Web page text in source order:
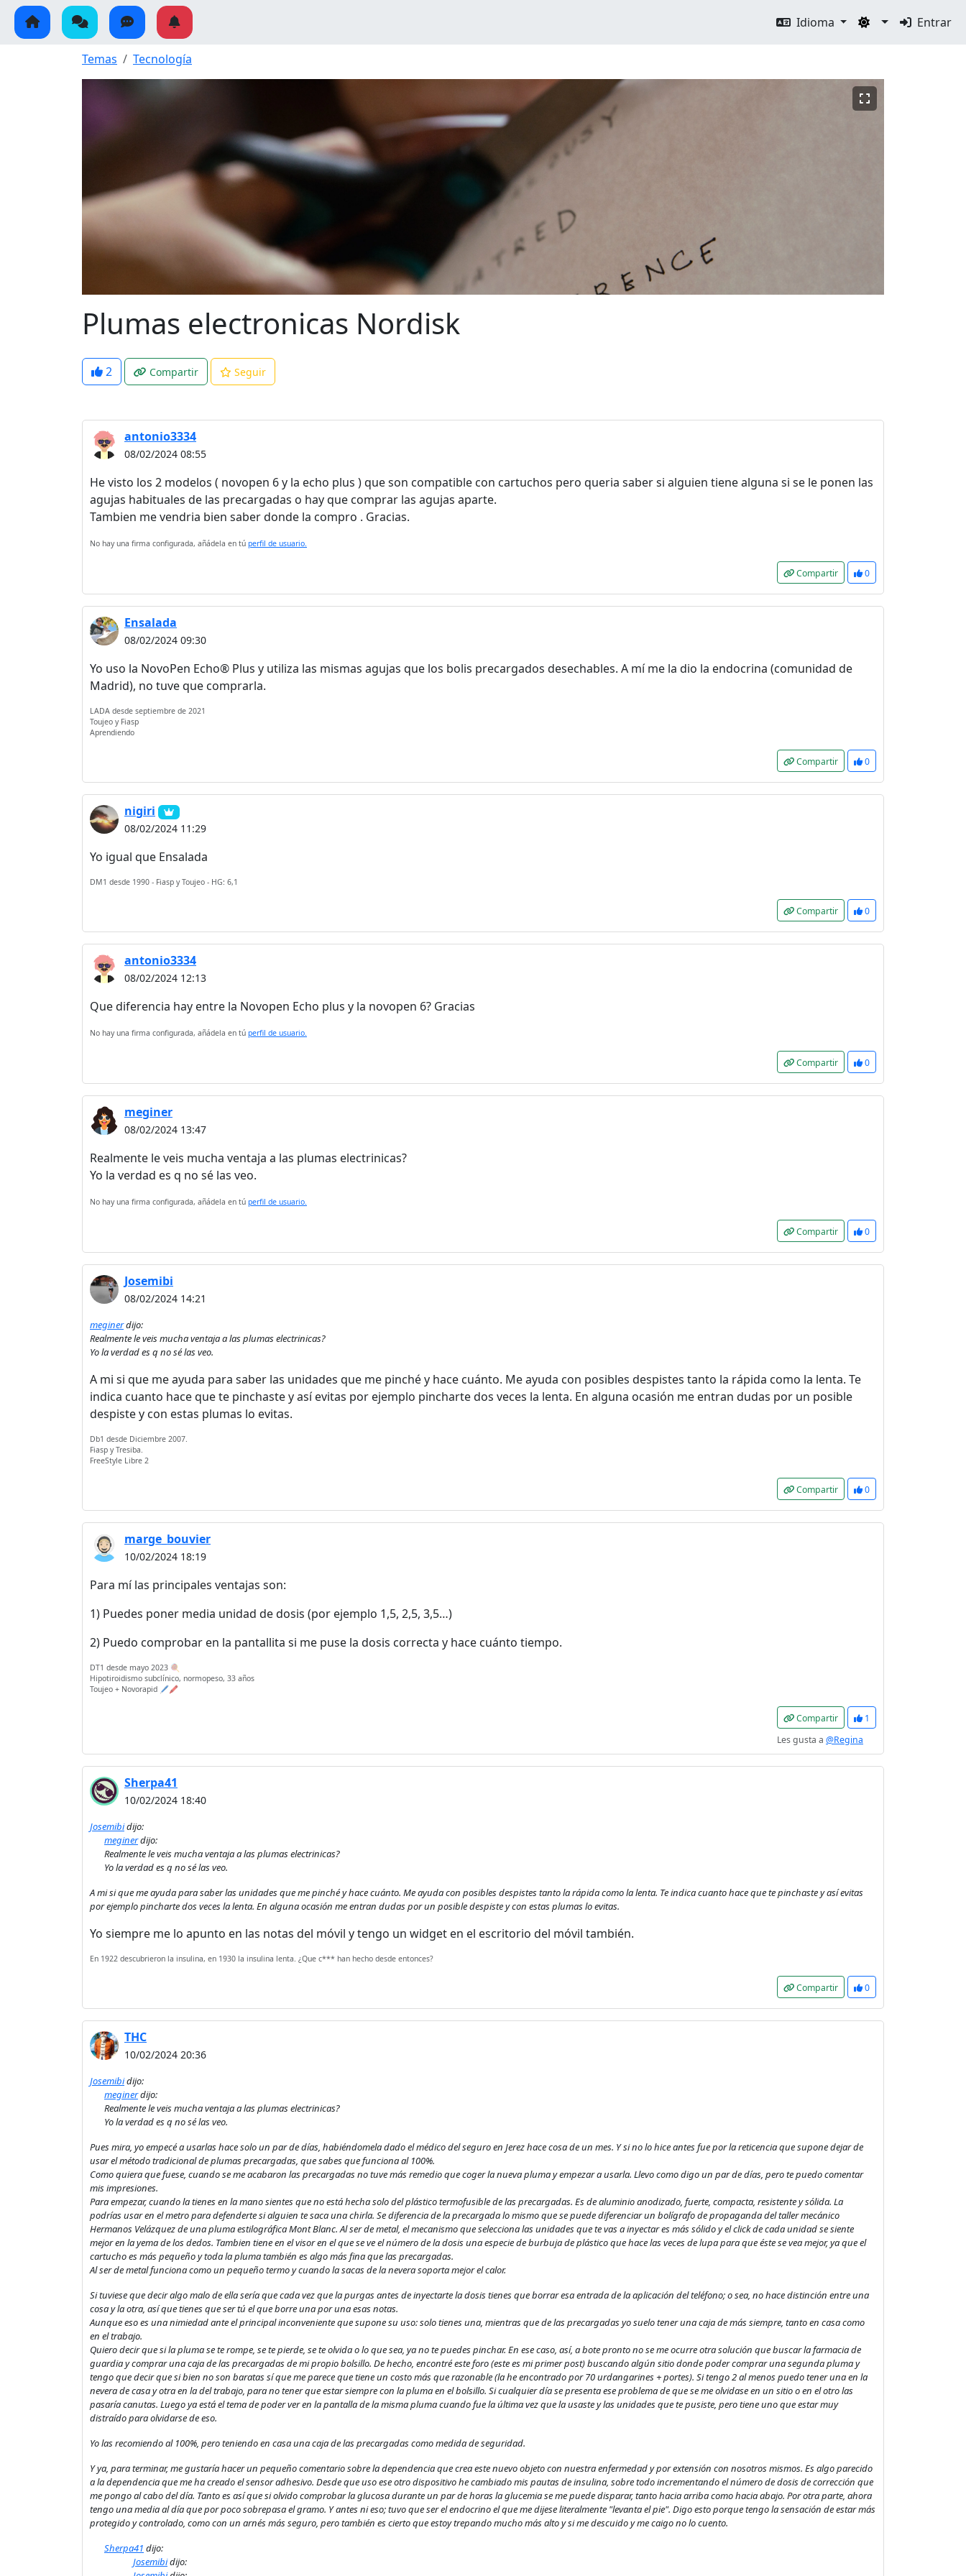
Idioma Entrar
Temas Tecnología
Plumas electronicas Nordisk
2 Compartir Seguir
antonio3334
08/02/2024 08:55
He visto los 2 modelos ( novopen 6 y la echo plus ) que son compatible con cartuchos pero queria saber si alguien tiene alguna si se le ponen las
agujas habituales de las precargadas o hay que comprar las agujas aparte.
Tambien me vendria bien saber donde la compro . Gracias.
No hay una firma configurada, añádela en tú perfil de usuario.
Compartir 0
Ensalada
08/02/2024 09:30
Yo uso la NovoPen Echo® Plus y utiliza las mismas agujas que los bolis precargados desechables. A mí me la dio la endocrina (comunidad de
Madrid), no tuve que comprarla.
LADA desde septiembre de 2021
Toujeo y Fiasp
Aprendiendo
Compartir 0
nigiri
08/02/2024 11:29
Yo igual que Ensalada
DM1 desde 1990 - Fiasp y Toujeo - HG: 6,1
Compartir 0
antonio3334
08/02/2024 12:13
Que diferencia hay entre la Novopen Echo plus y la novopen 6? Gracias
No hay una firma configurada, añádela en tú perfil de usuario.
Compartir 0
meginer
08/02/2024 13:47
Realmente le veis mucha ventaja a las plumas electrinicas?
Yo la verdad es q no sé las veo.
No hay una firma configurada, añádela en tú perfil de usuario.
Compartir 0
Josemibi
08/02/2024 14:21
meginerdijo:
Realmente le veis mucha ventaja a las plumas electrinicas?
Yo la verdad es q no sé las veo.
A mi si que me ayuda para saber las unidades que me pinché y hace cuánto. Me ayuda con posibles despistes tanto la rápida como la lenta. Te
indica cuanto hace que te pinchaste y así evitas por ejemplo pincharte dos veces la lenta. En alguna ocasión me entran dudas por un posible
despiste y con estas plumas lo evitas.
Db1 desde Diciembre 2007.
Fiasp y Tresiba.
FreeStyle Libre 2
Compartir 0
marge_bouvier
10/02/2024 18:19
Para mí las principales ventajas son:
1) Puedes poner media unidad de dosis (por ejemplo 1,5, 2,5, 3,5…)
2) Puedo comprobar en la pantallita si me puse la dosis correcta y hace cuánto tiempo.
DT1 desde mayo 2023 🍭
Hipotiroidismo subclínico, normopeso, 33 años
Toujeo + Novorapid 🖊️🖍️
Compartir
1
Les gusta a @Regina
Sherpa41
10/02/2024 18:40
Josemibidijo:
meginerdijo:
Realmente le veis mucha ventaja a las plumas electrinicas?
Yo la verdad es q no sé las veo.
A mi si que me ayuda para saber las unidades que me pinché y hace cuánto. Me ayuda con posibles despistes tanto la rápida como la lenta. Te indica cuanto hace que te pinchaste y así evitas
por ejemplo pincharte dos veces la lenta. En alguna ocasión me entran dudas por un posible despiste y con estas plumas lo evitas.
Yo siempre me lo apunto en las notas del móvil y tengo un widget en el escritorio del móvil también.
En 1922 descubrieron la insulina, en 1930 la insulina lenta. ¿Que c*** han hecho desde entonces?
Compartir 0
THC
10/02/2024 20:36
Josemibidijo:
meginerdijo:
Realmente le veis mucha ventaja a las plumas electrinicas?
Yo la verdad es q no sé las veo.
Pues mira, yo empecé a usarlas hace solo un par de días, habiéndomela dado el médico del seguro en Jerez hace cosa de un mes. Y si no lo hice antes fue por la reticencia que supone dejar de
usar el método tradicional de plumas precargadas, que sabes que funciona al 100%.
Como quiera que fuese, cuando se me acabaron las precargadas no tuve más remedio que coger la nueva pluma y empezar a usarla. Llevo como digo un par de días, pero te puedo comentar
mis impresiones.
Para empezar, cuando la tienes en la mano sientes que no está hecha solo del plástico termofusible de las precargadas. Es de aluminio anodizado, fuerte, compacta, resistente y sólida. La
podrías usar en el metro para defenderte si alguien te saca una chirla. Se diferencia de la precargada lo mismo que se puede diferenciar un bolígrafo de propaganda del taller mecánico
Hermanos Velázquez de una pluma estilográfica Mont Blanc. Al ser de metal, el mecanismo que selecciona las unidades que te vas a inyectar es más sólido y el click de cada unidad se siente
mejor en la yema de los dedos. Tambien tiene en el visor en el que se ve el número de la dosis una especie de burbuja de plástico que hace las veces de lupa para que éste se vea mejor, ya que el
cartucho es más pequeño y toda la pluma también es algo más fina que las precargadas.
Al ser de metal funciona como un pequeño termo y cuando la sacas de la nevera soporta mejor el calor.
Si tuviese que decir algo malo de ella sería que cada vez que la purgas antes de inyectarte la dosis tienes que borrar esa entrada de la aplicación del teléfono; o sea, no hace distinción entre una
cosa y la otra, así que tienes que ser tú el que borre una por una esas notas.
Aunque eso es una nimiedad ante el principal inconveniente que supone su uso: solo tienes una, mientras que de las precargadas yo suelo tener una caja de más siempre, tanto en casa como
en el trabajo.
Quiero decir que si la pluma se te rompe, se te pierde, se te olvida o lo que sea, ya no te puedes pinchar. En ese caso, así, a bote pronto no se me ocurre otra solución que buscar la farmacia de
guardia y comprar una caja de las precargadas de mi propio bolsillo. De hecho, encontré este foro (este es mi primer post) buscando algún sitio donde poder comprar una segunda pluma y
tengo que decir que si bien no son baratas sí que me parece que tiene un costo más que razonable (la he encontrado por 70 urdangarines + portes). Si tengo 2 al menos puedo tener una en la
nevera de casa y otra en la del trabajo, para no tener que estar siempre con la pluma en el bolsillo. Si cualquier día se presenta ese problema de que se me olvidase en un sitio o en el otro las
pasaría canutas. Luego ya está el tema de poder ver en la pantalla de la misma pluma cuando fue la última vez que la usaste y las unidades que te pusiste, pero tiene uno que estar muy
distraído para olvidarse de eso.
Yo las recomiendo al 100%, pero teniendo en casa una caja de las precargadas como medida de seguridad.
Y ya, para terminar, me gustaría hacer un pequeño comentario sobre la dependencia que crea este nuevo objeto con nuestra enfermedad y por extensión con nosotros mismos. Es algo parecido
a la dependencia que me ha creado el sensor adhesivo. Desde que uso ese otro dispositivo he cambiado mis pautas de insulina, sobre todo incrementando el número de dosis de corrección que
me pongo al cabo del día. Tanto es así que si olvido comprobar la glucosa durante un par de horas la glucemia se me puede disparar, tanto hacia arriba como hacia abajo. Por otra parte, ahora
tengo una media al día que por poco sobrepasa el gramo. Y antes ni eso; tuvo que ser el endocrino el que me dijese literalmente "levanta el pie". Digo esto porque tengo la sensación de estar más
protegido y controlado, como con un arnés más seguro, pero también es cierto que estoy trepando mucho más alto y si me descuido y me caigo no lo cuento.
Sherpa41 dijo:
Josemibidijo:
mejor experiencia en nuestro
Disfruta del foro sin publicidad
gratuito. Los usuarios